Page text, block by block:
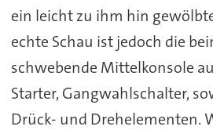
ein leicht zu ihm hin
echte Schau ist jedoch die
schwebende Mittelkonsole
Starter, Gangwahlschalter,
Drück- und Drehelementen.